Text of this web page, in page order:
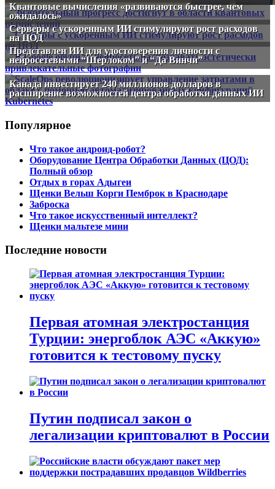
Квантовые вычисления «развиваются быстрее, чем
ожидалось»
Серверы с ускоренным ИИ стимулируют рост расходов
на ЦОД
Представлен ИИ для удостоверения личности с
нейросетевыми “Шерлоком” и “Да Винчи”
Канада инвестирует 240 миллионов долларов в
расширение возможностей центра обработки данных ИИ
Популярное
Что такое андроид-робот?
Оборудование Центра Обработки Данных (ЦОД):
Полный обзор
Отдых в горах Адыгеи
Щенки Вельш Корги Пемброк в Краснодаре
Заброска
Что такое искусственный интеллект?
Щенки мальтезе мини
Последние новости
Первая атомная электростанция
Турции: энергоблок АЭС «Аккую»
готовится к тестовому пуску
Путин подписал закон о
легализации криптовалют в России